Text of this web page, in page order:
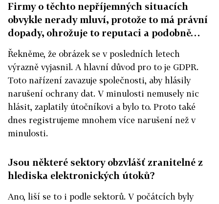
Firmy o těchto nepříjemných situacích
obvykle nerady mluví, protože to má právní
dopady, ohrožuje to reputaci a podobně…
Řekněme, že obrázek se v posledních letech
výrazně vyjasnil. A hlavní důvod pro to je GDPR.
Toto nařízení zavazuje společnosti, aby hlásily
narušení ochrany dat. V minulosti nemusely nic
hlásit, zaplatily útočníkovi a bylo to. Proto také
dnes registrujeme mnohem více narušení než v
minulosti.
Jsou některé sektory obzvlášť zranitelné z
hlediska elektronických útoků?
Ano, liší se to i podle sektorů. V počátcích byly